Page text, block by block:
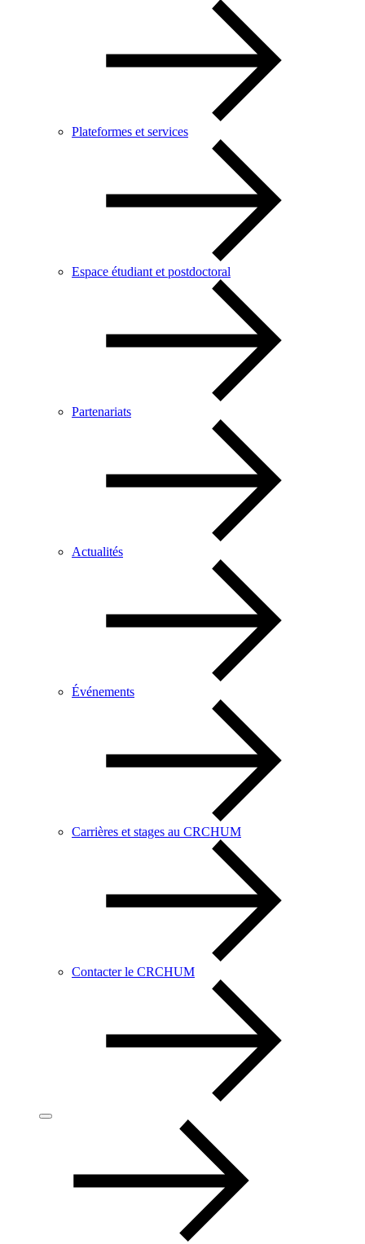
Plateformes et services
Espace étudiant et postdoctoral
Partenariats
Actualités
Événements
Carrières et stages au CRCHUM
Contacter le CRCHUM